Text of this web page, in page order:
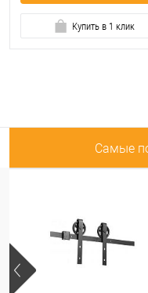
Купить в 1 клик
Самые